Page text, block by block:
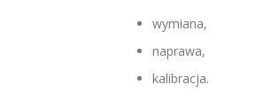
wymiana,
naprawa,
kalibracja.